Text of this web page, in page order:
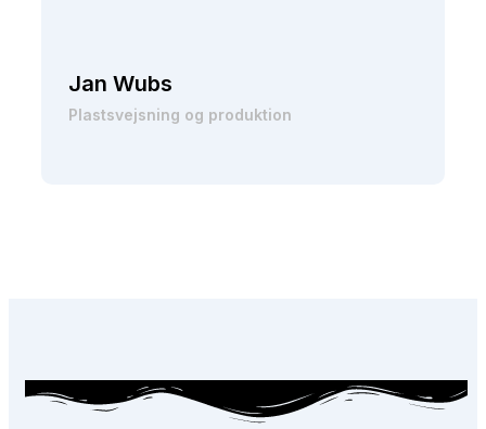
Jan Wubs
Plastsvejsning og produktion